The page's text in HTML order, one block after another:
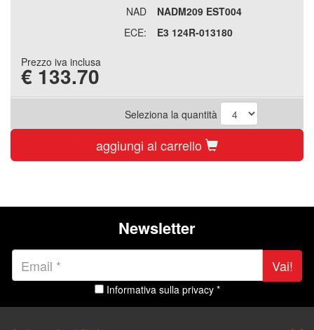
NAD
NADM209 EST004
ECE:
E3 124R-013180
Prezzo iva inclusa
€ 133.70
Seleziona la quantità
aggiungi al carrello
Newsletter
Vai!
Informativa sulla privacy *